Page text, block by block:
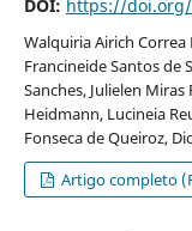
DOI: https://doi.org/
Walquiria Airich Correa
Francineide Santos de
Sanches, Julielen
Heidmann, Lucineia
Fonseca de Queiroz,
Artigo completo